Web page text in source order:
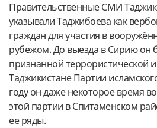
Правительственные СМИ
указывали Таджибоева как
граждан для участия в
рубежом. До выезда в Сирию он
признанной террористической
Таджикистане Партии
году он даже некоторое время
этой партии в Спитаменском
ее ряды.